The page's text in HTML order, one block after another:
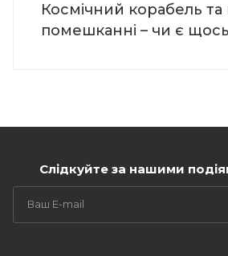
Космічний корабель та
помешканні – чи є
Слідкуйте за нашими